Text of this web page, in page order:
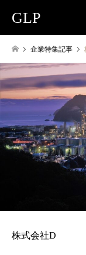
GLP
企業特集記事
株式会社D